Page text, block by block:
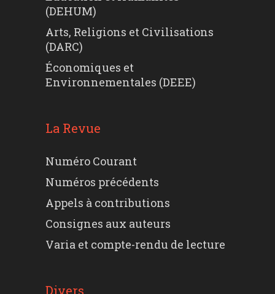
(DEHUM)
Arts, Religions et Civilisations
(DARC)
Économiques et
Environnementales (DEEE)
La Revue
Numéro Courant
Numéros précédents
Appels à contributions
Consignes aux auteurs
Varia et compte-rendu de lecture
Divers